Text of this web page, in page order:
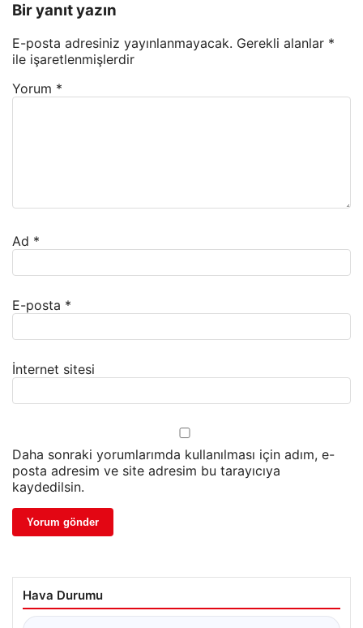
Bir yanıt yazın
E-posta adresiniz yayınlanmayacak. Gerekli alanlar *
ile işaretlenmişlerdir
Yorum *
Ad *
E-posta *
İnternet sitesi
Daha sonraki yorumlarımda kullanılması için adım, e-
posta adresim ve site adresim bu tarayıcıya
kaydedilsin.
Hava Durumu